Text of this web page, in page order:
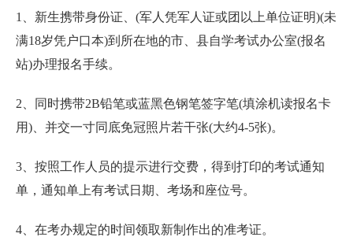
1、新生携带身份证、(军人凭军人证或团以上单位证明)(未
满18岁凭户口本)到所在地的市、县自学考试办公室(报名
站)办理报名手续。
2、同时携带2B铅笔或蓝黑色钢笔签字笔(填涂机读报名卡
用)、并交一寸同底免冠照片若干张(大约4-5张)。
3、按照工作人员的提示进行交费，得到打印的考试通知
单，通知单上有考试日期、考场和座位号。
4、在考办规定的时间领取新制作出的准考证。